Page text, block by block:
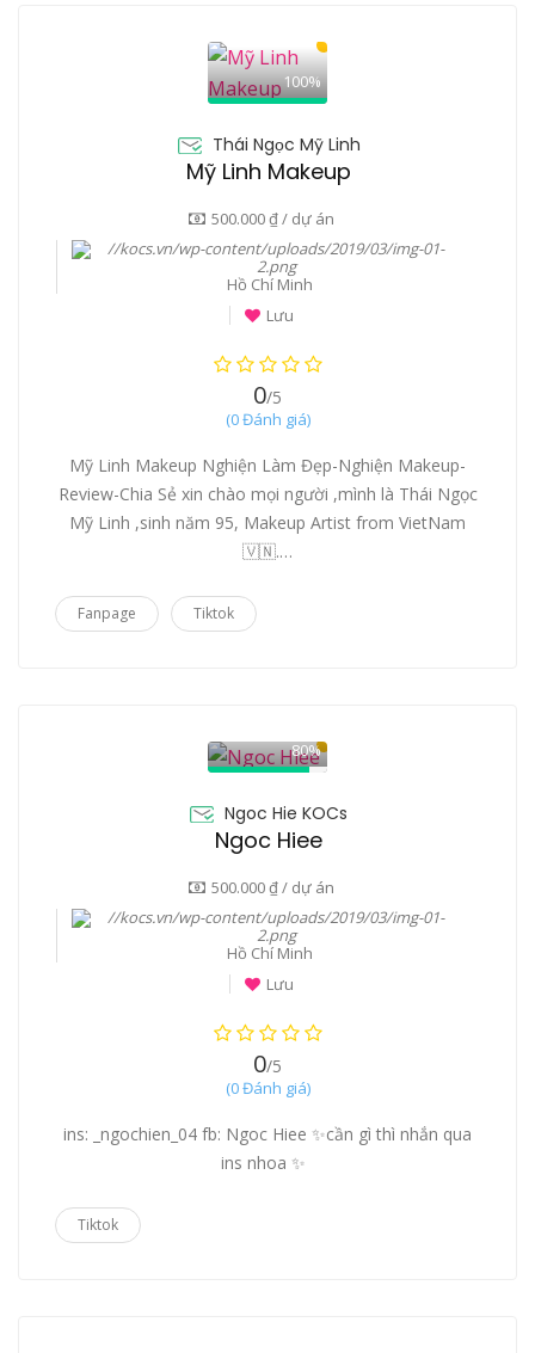
100%
Thái Ngọc Mỹ Linh
Mỹ Linh Makeup
500.000 ₫ / dự án
Hồ Chí Minh
Lưu
0/5
(0 Đánh giá)
Mỹ Linh Makeup Nghiện Làm Đẹp-Nghiện Makeup-
Review-Chia Sẻ xin chào mọi người ,mình là Thái Ngọc
Mỹ Linh ,sinh năm 95, Makeup Artist from VietNam
🇻🇳.…
Fanpage Tiktok
80%
Ngoc Hie KOCs
Ngoc Hiee
500.000 ₫ / dự án
Hồ Chí Minh
Lưu
0/5
(0 Đánh giá)
ins: _ngochien_04 fb: Ngoc Hiee ✨cần gì thì nhắn qua
ins nhoa ✨
Tiktok